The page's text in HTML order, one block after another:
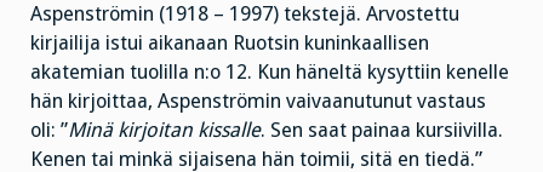
Aspenströmin (1918 – 1997) tekstejä. Arvostettu
kirjailija istui aikanaan Ruotsin kuninkaallisen
akatemian tuolilla n:o 12. Kun häneltä kysyttiin kenelle
hän kirjoittaa, Aspenströmin vaivaanutunut vastaus
oli: ”Minä kirjoitan kissalle. Sen saat painaa kursiivilla.
Kenen tai minkä sijaisena hän toimii, sitä en tiedä.”